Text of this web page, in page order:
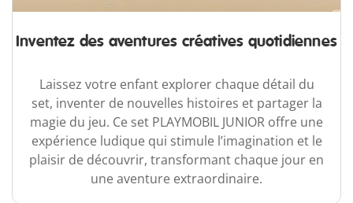
Inventez des aventures créatives quotidiennes
Laissez votre enfant explorer chaque détail du
set, inventer de nouvelles histoires et partager la
magie du jeu. Ce set PLAYMOBIL JUNIOR offre une
expérience ludique qui stimule l’imagination et le
plaisir de découvrir, transformant chaque jour en
une aventure extraordinaire.